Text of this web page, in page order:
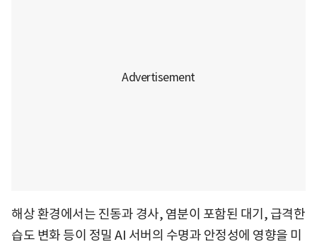
해상 환경에서는 진동과 경사, 염분이 포함된 대기, 급격한
습도 변화 등이 정밀 AI 서버의 수명과 안정성에 영향을 미